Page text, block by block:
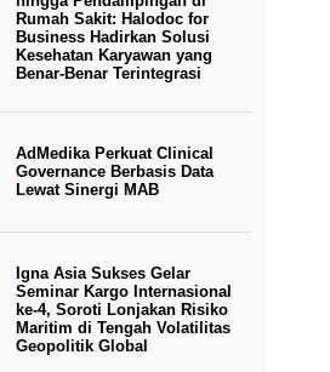
Rumah Sakit: Halodoc for
Business Hadirkan Solusi
Kesehatan Karyawan yang
Benar-Benar Terintegrasi
AdMedika Perkuat Clinical
Governance Berbasis Data
Lewat Sinergi MAB
Igna Asia Sukses Gelar
Seminar Kargo Internasional
ke-4, Soroti Lonjakan Risiko
Maritim di Tengah Volatilitas
Geopolitik Global